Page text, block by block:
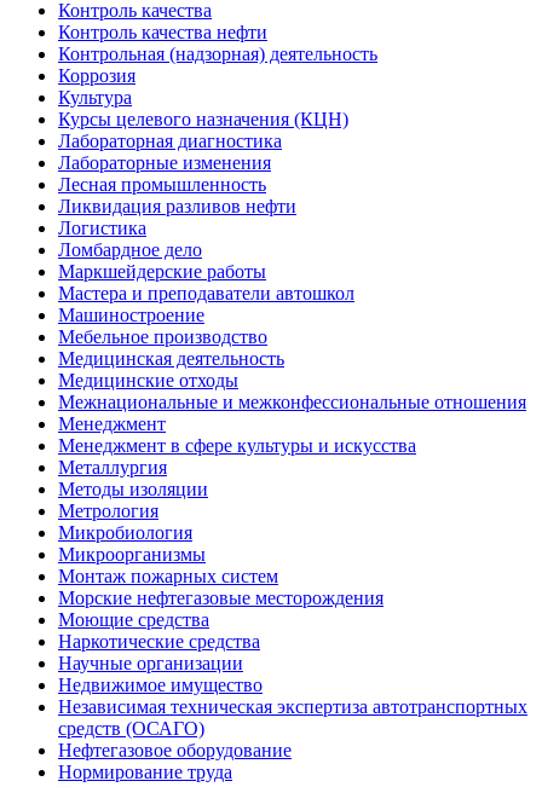
Контроль качества
Контроль качества нефти
Контрольная (надзорная) деятельность
Коррозия
Культура
Курсы целевого назначения (КЦН)
Лабораторная диагностика
Лабораторные изменения
Лесная промышленность
Ликвидация разливов нефти
Логистика
Ломбардное дело
Маркшейдерские работы
Мастера и преподаватели автошкол
Машиностроение
Мебельное производство
Медицинская деятельность
Медицинские отходы
Межнациональные и межконфессиональные отношения
Менеджмент
Менеджмент в сфере культуры и искусства
Металлургия
Методы изоляции
Метрология
Микробиология
Микроорганизмы
Монтаж пожарных систем
Морские нефтегазовые месторождения
Моющие средства
Наркотические средства
Научные организации
Недвижимое имущество
Независимая техническая экспертиза автотранспортных
средств (ОСАГО)
Нефтегазовое оборудование
Нормирование труда